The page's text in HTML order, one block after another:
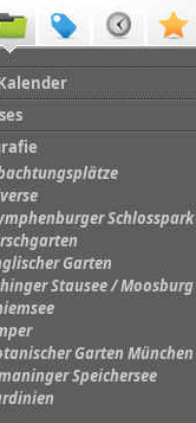
Schlosspark
Garten
Stausee / Moosburg
Garten München
Speichersee